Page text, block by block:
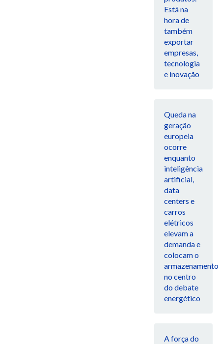
Está na
hora de
também
exportar
empresas,
tecnologia
e inovação
Queda na
geração
europeia
ocorre
enquanto
inteligência
artificial,
data
centers e
carros
elétricos
elevam a
demanda e
colocam o
armazenamento
no centro
do debate
energético
A força do